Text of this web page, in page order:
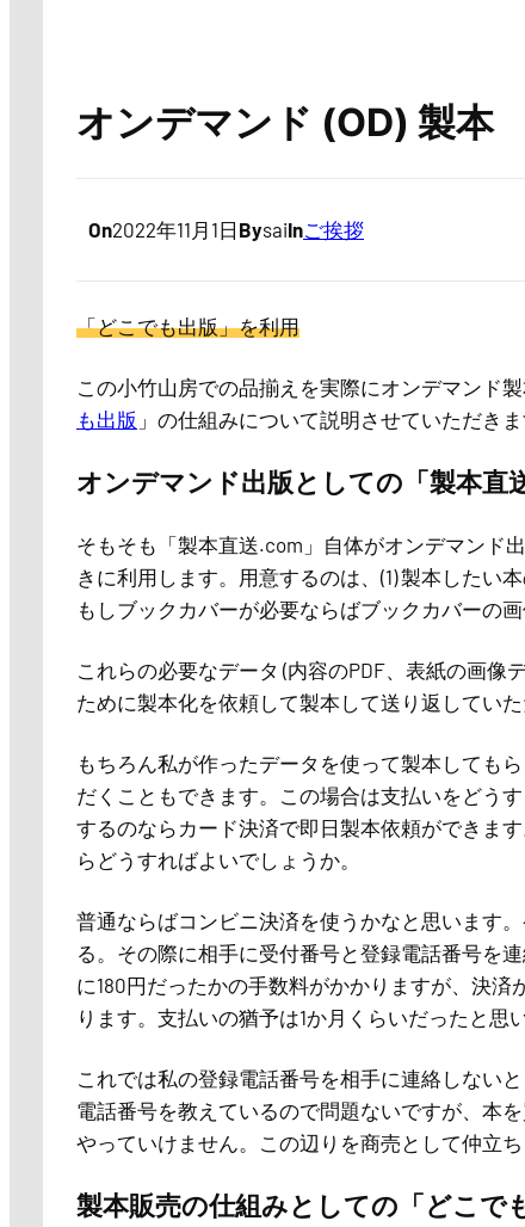
オンデマンド (OD) 製本
On2022年11月1日 BysaiInご挨拶
「どこでも出版」を利用
この小竹山房での品揃えを実際にオンデマンド
も出版 」の仕組みについて説明させていただきま
オンデマンド出版としての「製本直
そもそも「製本直送.com」自体がオンデマンド
きに利用します。用意するのは、(1) 製本したい
もしブックカバーが必要ならばブックカバーの画
これらの必要なデータ (内容のPDF、表紙の画
ために製本化を依頼して製本して送り返してい
もちろん私が作ったデータを使って製本しても
だくこともできます。この場合は支払いをどう
するのならカード決済で即日製本依頼ができま
らどうすればよいでしょうか。
普通ならばコンビニ決済を使うかなと思います
る。その際に相手に受付番号と登録電話番号を
に180円だったかの手数料がかかりますが、決
ります。支払いの猶予は1か月くらいだったと思
これでは私の登録電話番号を相手に連絡しない
電話番号を教えているので問題ないですが、本
やっていけません。この辺りを商売として仲立
製本販売の仕組みとしての「どこで